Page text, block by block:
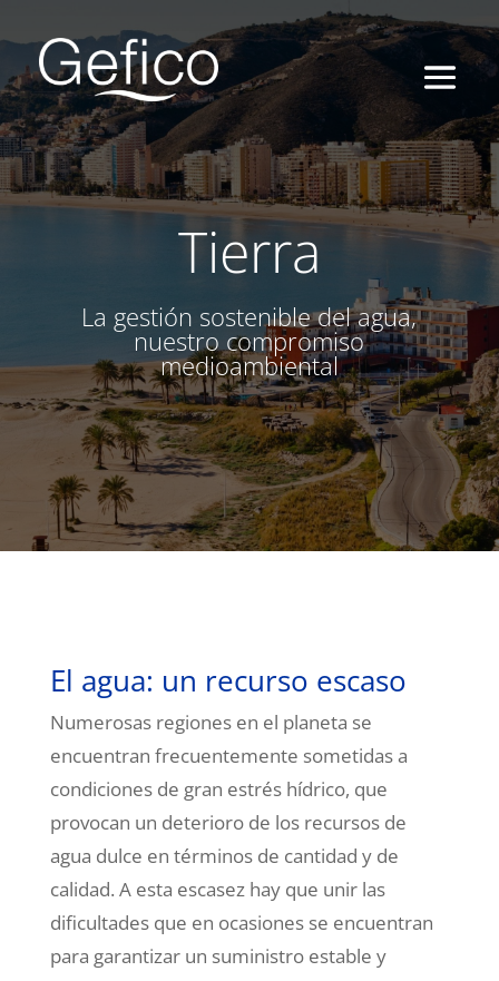
Tierra
La gestión sostenible del agua,
nuestro compromiso
medioambiental
El agua: un recurso escaso
Numerosas regiones en el planeta se
encuentran frecuentemente sometidas a
condiciones de gran estrés hídrico, que
provocan un deterioro de los recursos de
agua dulce en términos de cantidad y de
calidad. A esta escasez hay que unir las
dificultades que en ocasiones se encuentran
para garantizar un suministro estable y